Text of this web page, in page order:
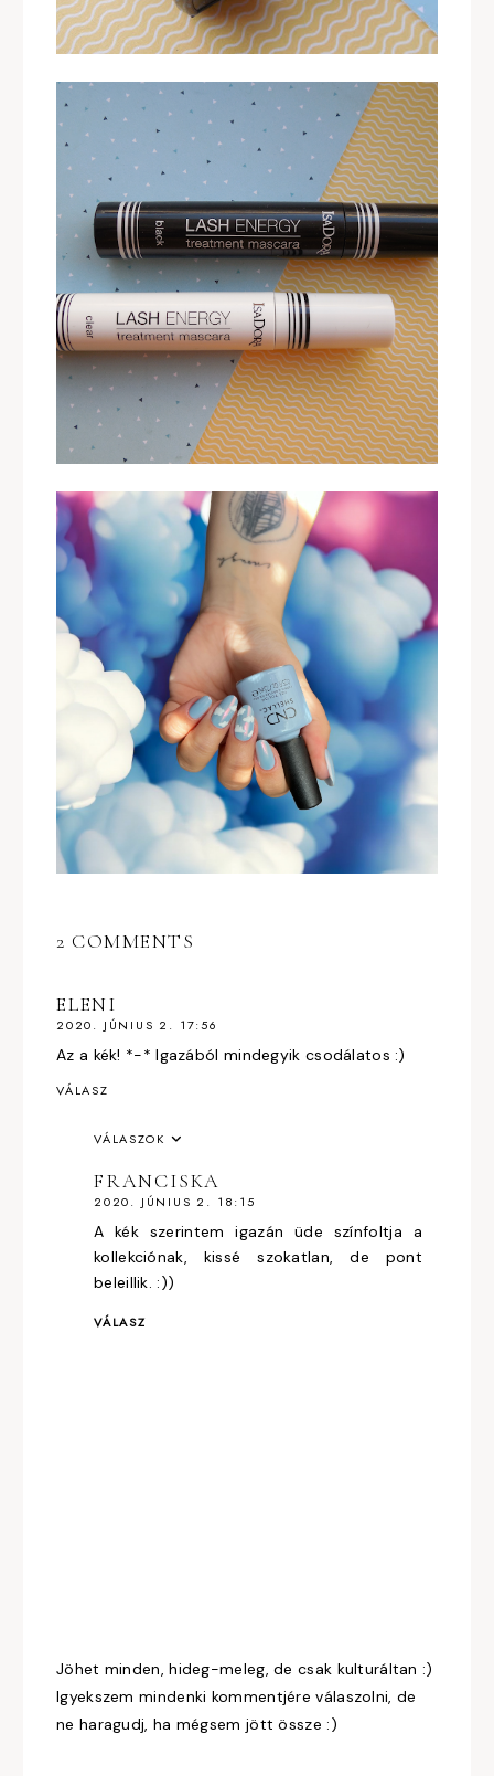
2 COMMENTS
ELENI
2020. JÚNIUS 2. 17:56
Az a kék! *-* Igazából mindegyik csodálatos :)
VÁLASZ
VÁLASZOK
FRANCISKA
2020. JÚNIUS 2. 18:15
A kék szerintem igazán üde színfoltja a
kollekciónak, kissé szokatlan, de pont
beleillik. :))
VÁLASZ
Jöhet minden, hideg-meleg, de csak kulturáltan :)
Igyekszem mindenki kommentjére válaszolni, de
ne haragudj, ha mégsem jött össze :)